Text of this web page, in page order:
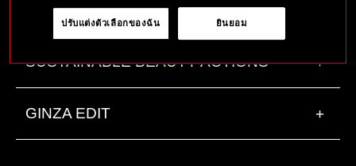
CONTACT
SUSTAINABLE BEAUTY ACTIONS +
GINZA EDIT +
ยินยอม
ปรับแต่งตัวเลือกของฉัน